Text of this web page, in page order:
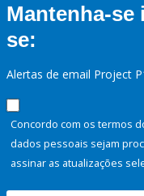
Mantenha-se
se:
Alertas de email Project
Concordo com os termos
dados pessoais sejam
assinar as atualizações